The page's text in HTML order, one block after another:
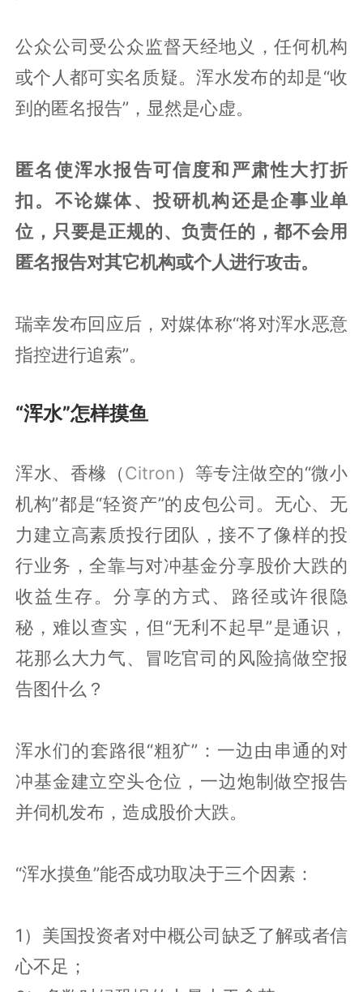
公众公司受公众监督天经地义，任何机构
或个人都可实名质疑。浑水发布的却是“收
到的匿名报告”，显然是心虚。
匿名使浑水报告可信度和严肃性大打折
扣。不论媒体、投研机构还是企事业单
位，只要是正规的、负责任的，都不会用
匿名报告对其它机构或个人进行攻击。
瑞幸发布回应后，对媒体称“将对浑水恶意
指控进行追索”。
“浑水”怎样摸鱼
浑水、香橼（Citron ）等专注做空的“微小
机构”都是“轻资产”的皮包公司。无心、无
力建立高素质投行团队，接不了像样的投
行业务，全靠与对冲基金分享股价大跌的
收益生存。分享的方式、路径或许很隐
秘，难以查实，但“无利不起早”是通识，
花那么大力气、冒吃官司的风险搞做空报
告图什么？
浑水们的套路很“粗犷”：一边由串通的对
冲基金建立空头仓位，一边炮制做空报告
并伺机发布，造成股价大跌。
“浑水摸鱼”能否成功取决于三个因素：
1）美国投资者对中概公司缺乏了解或者信
心不足；